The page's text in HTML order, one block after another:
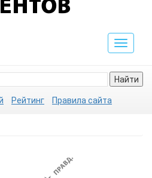
Toggle
Найти
Рейтинг Правила сайта